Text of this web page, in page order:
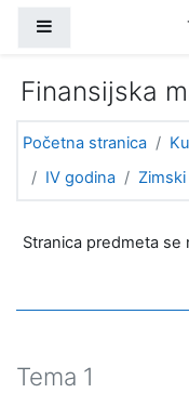
Finansijska
Početna stranica
IV godina
Uvodna
Opšta sekcija
Stranica predmeta se
Tema 1